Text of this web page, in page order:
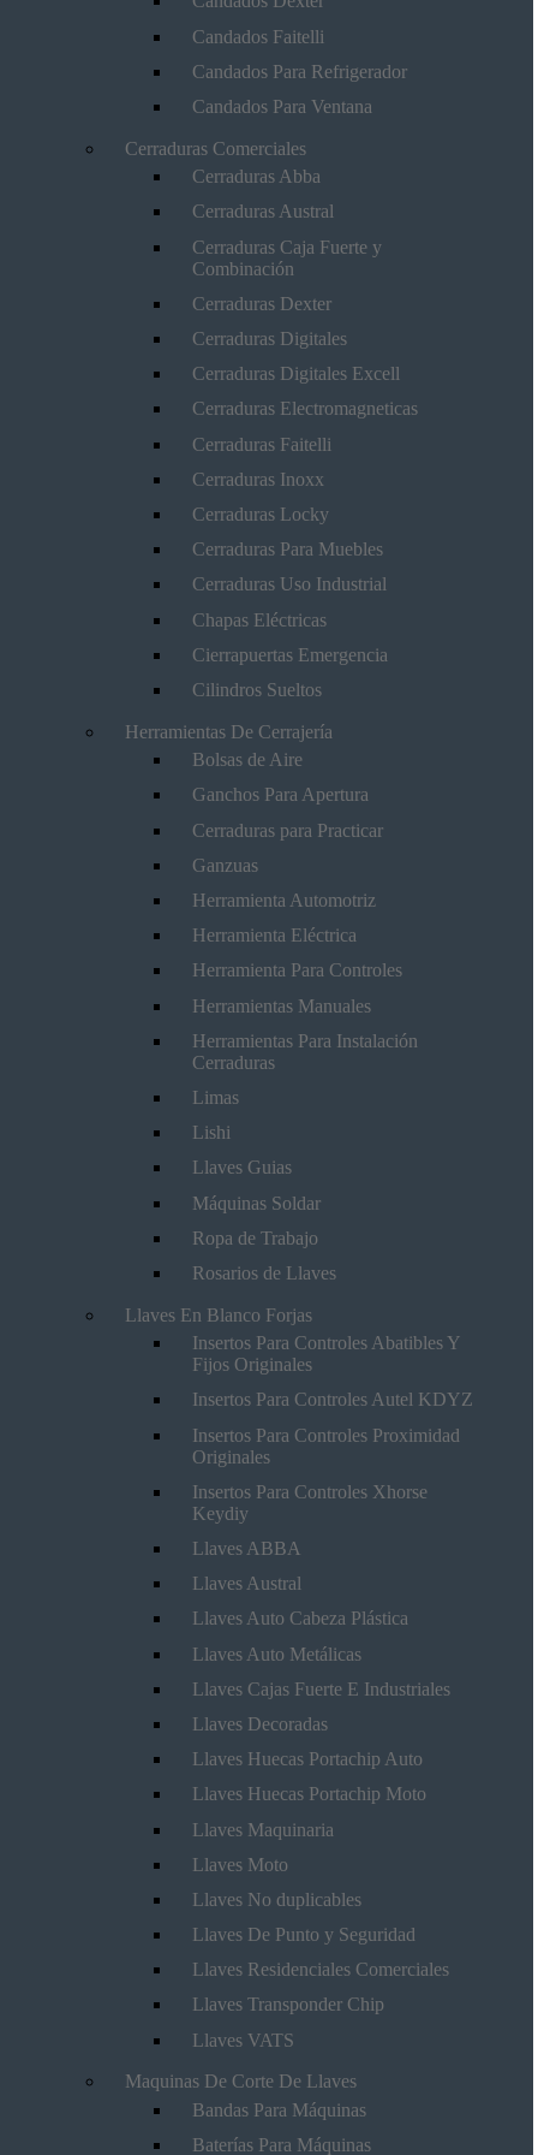
Candados Faitelli
Candados Para Refrigerador
Candados Para Ventana
Cerraduras Comerciales
Cerraduras Abba
Cerraduras Austral
Cerraduras Caja Fuerte y
Combinación
Cerraduras Dexter
Cerraduras Digitales
Cerraduras Digitales Excell
Cerraduras Electromagneticas
Cerraduras Faitelli
Cerraduras Inoxx
Cerraduras Locky
Cerraduras Para Muebles
Cerraduras Uso Industrial
Chapas Eléctricas
Cierrapuertas Emergencia
Cilindros Sueltos
Herramientas De Cerrajería
Bolsas de Aire
Ganchos Para Apertura
Cerraduras para Practicar
Ganzuas
Herramienta Automotriz
Herramienta Eléctrica
Herramienta Para Controles
Herramientas Manuales
Herramientas Para Instalación
Cerraduras
Limas
Lishi
Llaves Guias
Máquinas Soldar
Ropa de Trabajo
Rosarios de Llaves
Llaves En Blanco Forjas
Insertos Para Controles Abatibles Y
Fijos Originales
Insertos Para Controles Autel KDYZ
Insertos Para Controles Proximidad
Originales
Insertos Para Controles Xhorse
Keydiy
Llaves ABBA
Llaves Austral
Llaves Auto Cabeza Plástica
Llaves Auto Metálicas
Llaves Cajas Fuerte E Industriales
Llaves Decoradas
Llaves Huecas Portachip Auto
Llaves Huecas Portachip Moto
Llaves Maquinaria
Llaves Moto
Llaves No duplicables
Llaves De Punto y Seguridad
Llaves Residenciales Comerciales
Llaves Transponder Chip
Llaves VATS
Maquinas De Corte De Llaves
Bandas Para Máquinas
Baterías Para Máquinas